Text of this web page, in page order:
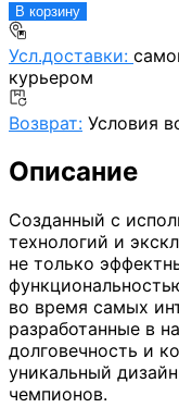
В корзину
Усл.доставки:
курьером
Возврат: Условия
Описание
Созданный с
технологий и
не только
во время самых
разработанные в
долговечность и
уникальный
чемпионов.